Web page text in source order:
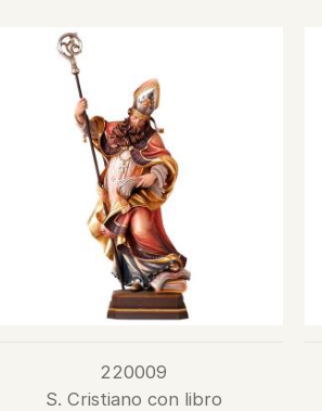
220009
S. Cristiano con libro